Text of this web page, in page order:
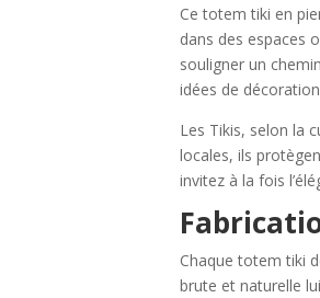
Ce totem tiki en
dans des espaces
souligner un
idées de
Les Tikis, selon la
locales, ils
invitez à la fois
Chaque totem tiki
brute et naturelle